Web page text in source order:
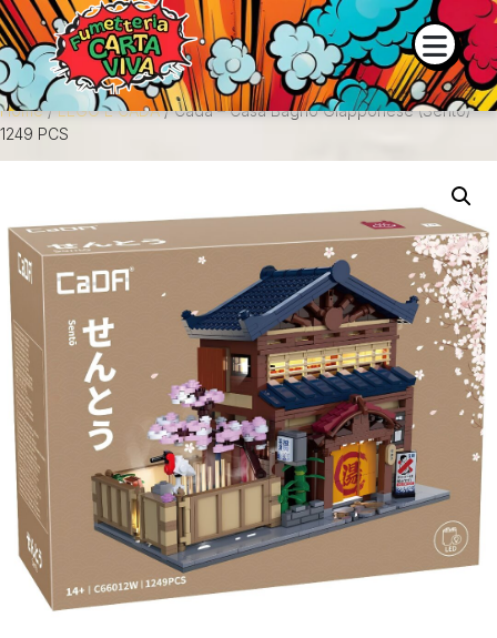
e la disponibilità dei prodotti contattaci su WhatsApp o
Home/LEGO E CADA/ Cada – Casa Bagno Giapponese (Sento)
1249 PCS